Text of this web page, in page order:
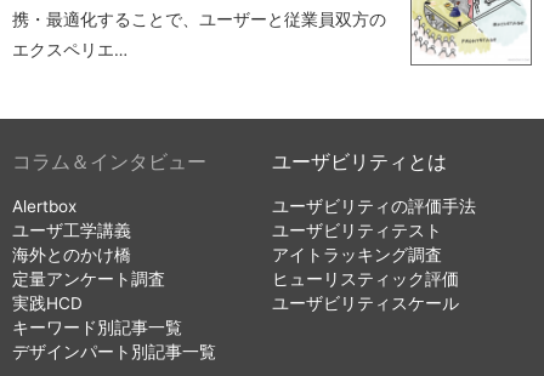
携・最適化することで、ユーザーと従業員双方の
エクスペリエ…
コラム＆インタビュー
Alertbox
ユーザ工学講義
海外とのかけ橋
定量アンケート調査
実践HCD
キーワード別記事一覧
デザインパート別記事一覧
ユーザビリティとは
ユーザビリティの評価手法
ユーザビリティテスト
アイトラッキング調査
ヒューリスティック評価
ユーザビリティスケール